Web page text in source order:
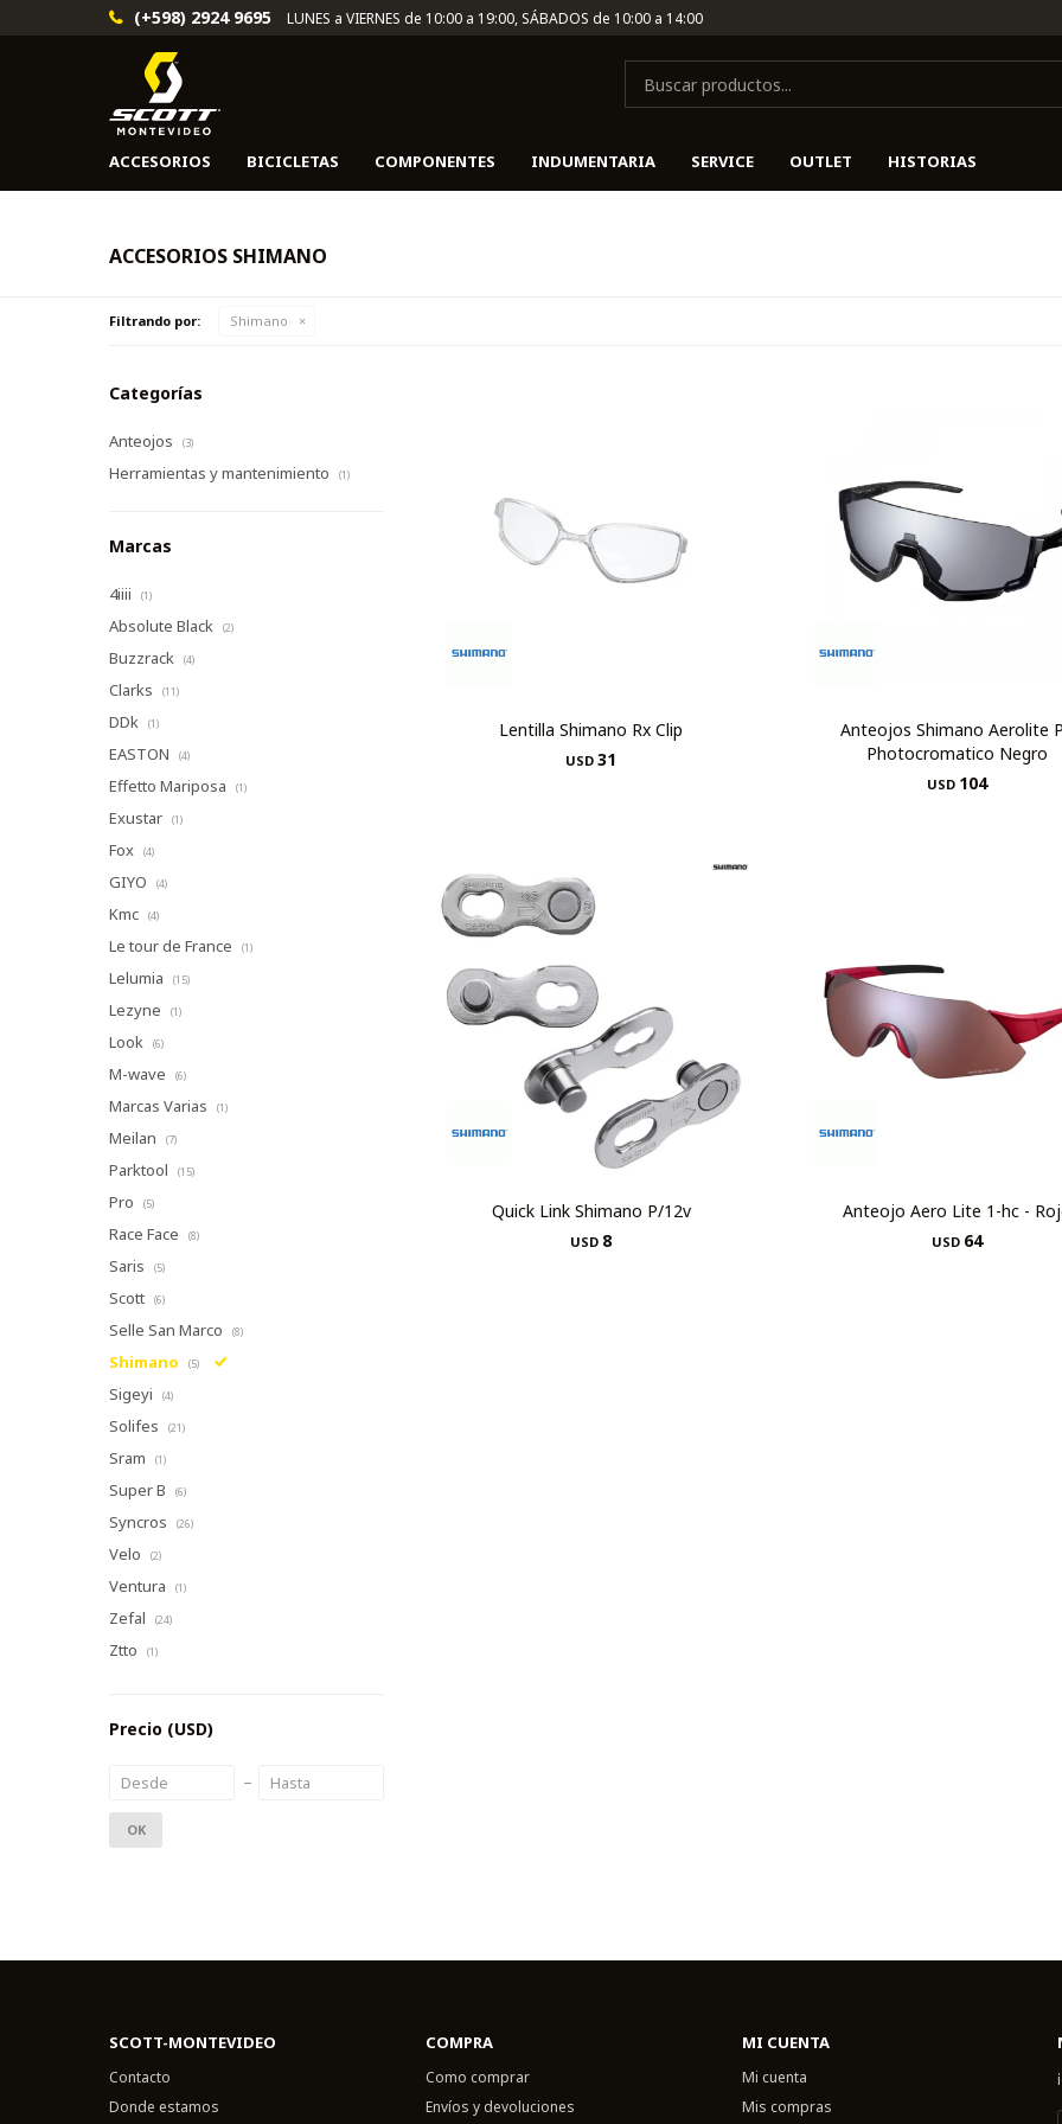
ACCESORIOS BICICLETAS COMPONENTES INDUMENTARIA SERVICE OUTLET HISTORIAS
(+598) 2924 9695 LUNES a VIERNES de 10:00 a 19:00, SÁBADOS de 10:00 a 14:00
ACCESORIOS SHIMANO
Filtrando por: Shimano
Lentilla Shimano Rx Clip
USD 31
Anteojos Shimano Aerolite
Photocromatico Negro
USD 104
Quick Link Shimano P/12v
USD 8
Anteojo Aero Lite 1-hc -
USD 64
Categorías
Anteojos (3)
Herramientas y mantenimiento (1)
Marcas
4iiii (1)
Absolute Black (2)
Buzzrack (4)
Clarks (11)
DDk (1)
EASTON (4)
Effetto Mariposa (1)
Exustar (1)
Fox (4)
GIYO (4)
Kmc (4)
Le tour de France (1)
Lelumia (15)
Lezyne (1)
Look (6)
M-wave (6)
Marcas Varias (1)
Meilan (7)
Parktool (15)
Pro (5)
Race Face (8)
Saris (5)
Scott (6)
Selle San Marco (8)
Shimano (5)
Sigeyi (4)
Solifes (21)
Sram (1)
Super B (6)
Syncros (26)
Velo (2)
Ventura (1)
Zefal (24)
Ztto (1)
Precio (USD)
OK
SCOTT-MONTEVIDEO
Contacto
Donde estamos
COMPRA
Como comprar
Envíos y devoluciones
MI CUENTA
Mi cuenta
Mis compras